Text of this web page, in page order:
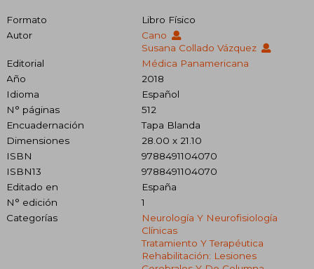
Formato
Libro Físico
Autor
Cano
Susana Collado Vázquez
Editorial
Médica Panamericana
Año
2018
Idioma
Español
N° páginas
512
Encuadernación
Tapa Blanda
Dimensiones
28.00 x 21.10
ISBN
9788491104070
ISBN13
9788491104070
Editado en
España
N° edición
1
Categorías
Neurología Y Neurofisiología
Clínicas
Tratamiento Y Terapéutica
Rehabilitación: Lesiones